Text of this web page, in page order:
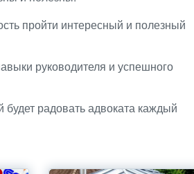
пройти интересный и полезный
руководителя и успешного
будет радовать адвоката каждый